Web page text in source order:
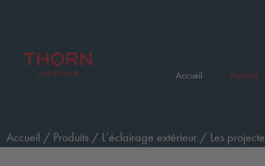
Accueil Produits
Accueil / Produits / L’éclairage extérieur / Les